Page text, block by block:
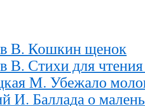
В. Кошкин щенок
В. Стихи для
М. Убежало
И. Баллада о